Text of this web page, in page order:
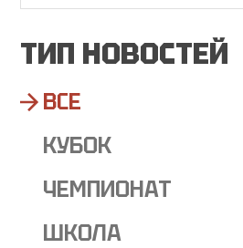
ТИП НОВОСТЕЙ
ВСЕ
КУБОК
ЧЕМПИОНАТ
ШКОЛА